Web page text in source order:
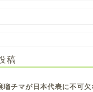
稿
瑠チマが日本代表に不可